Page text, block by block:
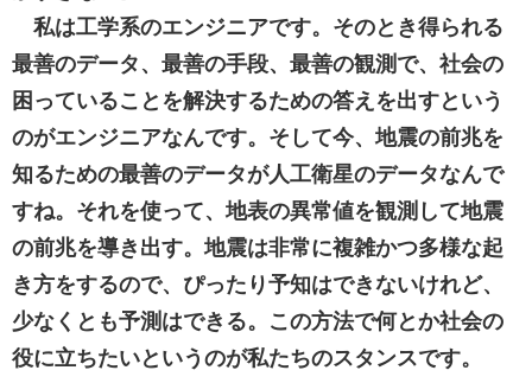
私は工学系のエンジニアです。そのとき得られる
最善のデータ、最善の手段、最善の観測で、社会の
困っていることを解決するための答えを出すという
のがエンジニアなんです。そして今、地震の前兆を
知るための最善のデータが人工衛星のデータなんで
すね。それを使って、地表の異常値を観測して地震
の前兆を導き出す。地震は非常に複雑かつ多様な起
き方をするので、ぴったり予知はできないけれど、
少なくとも予測はできる。この方法で何とか社会の
役に立ちたいというのが私たちのスタンスです。